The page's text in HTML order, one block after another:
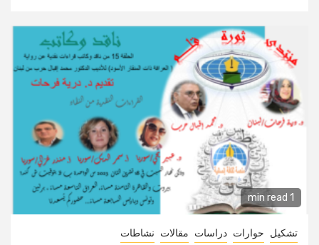
1 min read
تشكيل حوارات دراسات مقالات نشاطات